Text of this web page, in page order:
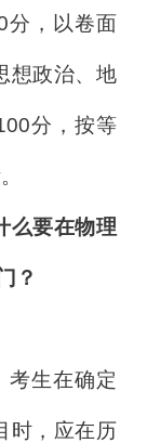
分，以卷面
想政治、地
分，按等
么要在物理
？
考生在确定
时，应在历